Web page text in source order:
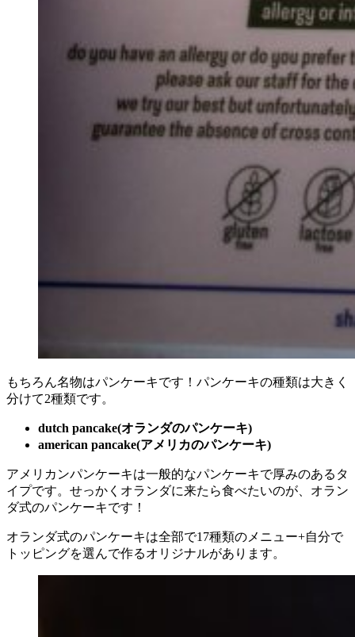
もちろん名物はパンケーキです！パンケーキの種類は大きく
分けて2種類です。
dutch pancake(オランダのパンケーキ)
american pancake(アメリカのパンケーキ)
アメリカンパンケーキは一般的なパンケーキで厚みのあるタ
イプです。せっかくオランダに来たら食べたいのが、オラン
ダ式のパンケーキです！
オランダ式のパンケーキは全部で17種類のメニュー+自分で
トッピングを選んで作るオリジナルがあります。